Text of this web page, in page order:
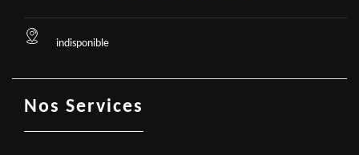
indisponible
Nos Services